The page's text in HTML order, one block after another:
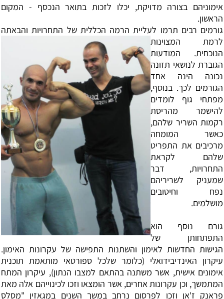
‏אימוניהם בצורה מדויקת, יכלו לזכות בתואר הנכסף - המקום
הראשון.
‏גורמים רבים תרמו לעליית הרמה הכללית של התחרויות והבאתה
לרמת המצוינות
הנוכחית. המודעות
הגוברת לנושאי תזונה
נכונה הינה אחד
הגורמים לכך. בנוסף,
מפתחי גוף לומדים
להישמר מהריסת
רקמות השריר שלהם,
כאשר המומחה
מרכיבים את התפריט
שלהם לקראת
התחרויות, דבר
שמעניק לשריריהם
נפח וחיטובים
מושלמים.
‏גורם נוסף הוא
התפתחותן של
הגישות החדשות לאימון והשתנות התפישה של עקרונות האימון.
עיקרון האינדיבידואלי (כלומר שלכל ספורטאי מותאמת תוכנית
אימונים אישית, אשר משתנה בהתאם למצבו הנתון), עיקרון המתח
המתמשך, וכן עקרונות אחרים, אשר הומצאו וזכו לכינוייהם אלה מאת
פראנק ז'אן וזכו לפרסום נרחב במשך השנים במגאזין "מסלס